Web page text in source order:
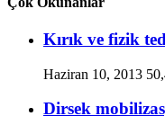
Kırık ve fizik
Haziran 10, 2013
Dirsek